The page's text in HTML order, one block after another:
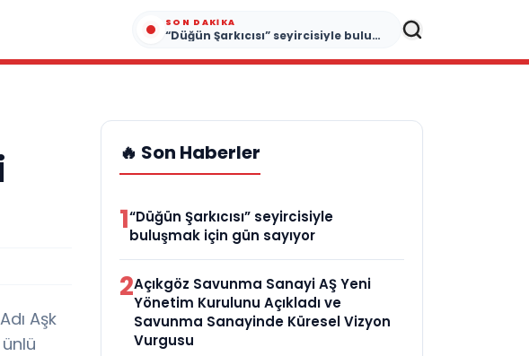
SON DAKIKA
“Düğün Şarkıcısı” seyircisiyle buluşmak için gün sayıyor
Aşk
🔥 Son Haberler
1“Düğün Şarkıcısı” seyircisiyle
buluşmak için gün sayıyor
2Açıkgöz Savunma Sanayi AŞ Yeni
Yönetim Kurulunu Açıkladı ve
Savunma Sanayinde Küresel Vizyon
Vurgusu